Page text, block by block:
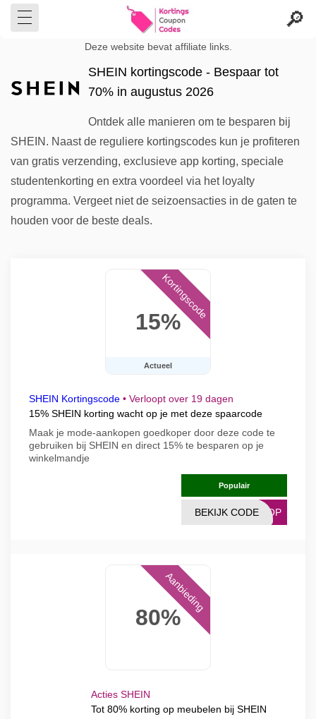
Deze website bevat affiliate links.
SHEIN kortingscode - Bespaar tot
70% in augustus 2026
Ontdek alle manieren om te besparen bij
SHEIN. Naast de reguliere kortingscodes kun je profiteren
van gratis verzending, exclusieve app korting, speciale
studentenkorting en extra voordeel via het loyalty
programma. Vergeet niet de seizoensacties in de gaten te
houden voor de beste deals.
15%
Actueel
Kortingscode
SHEIN Kortingscode • Verloopt over 19 dagen
15% SHEIN korting wacht op je met deze spaarcode
Maak je mode-aankopen goedkoper door deze code te
gebruiken bij SHEIN en direct 15% te besparen op je
winkelmandje
Populair
SHOP
BEKIJK CODE
80%
Aanbieding
Acties SHEIN
Tot 80% korting op meubelen bij SHEIN